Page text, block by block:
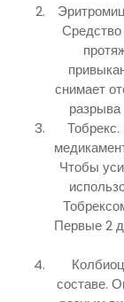
Средство
снимает
разрыва
Чтобы
Первые 2
составе.